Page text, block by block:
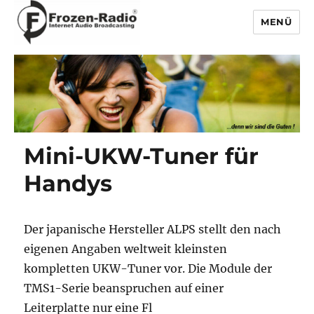
Frozen-Radio
MENÜ
Mini-UKW-Tuner für
Handys
Der japanische Hersteller ALPS stellt den nach
eigenen Angaben weltweit kleinsten
kompletten UKW-Tuner vor. Die Module der
TMS1-Serie beanspruchen auf einer
Leiterplatte nur eine Fl